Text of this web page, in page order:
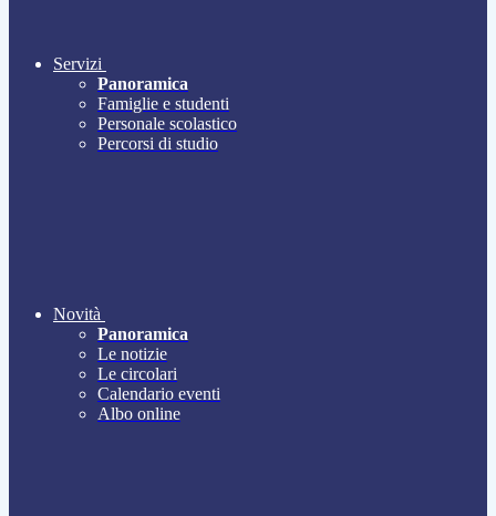
Servizi
Panoramica
Famiglie e studenti
Personale scolastico
Percorsi di studio
Novità
Panoramica
Le notizie
Le circolari
Calendario eventi
Albo online